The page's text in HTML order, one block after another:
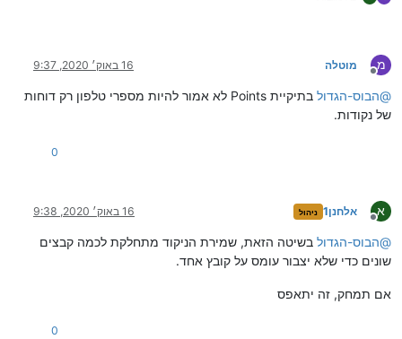
מ
מנותק
מוטלה 16 באוק׳ 2020, 9:37
@הבוס-הגדול
בתיקיית Points לא אמור להיות מספרי טלפון רק דוחות
של נקודות.
0
א
מנותק
אלחנן1 ניהול 16 באוק׳ 2020, 9:38
@הבוס-הגדול בשיטה הזאת, שמירת הניקוד מתחלקת לכמה קבצים
שונים כדי שלא יצבור עומס על קובץ אחד.
אם תמחק, זה יתאפס
0